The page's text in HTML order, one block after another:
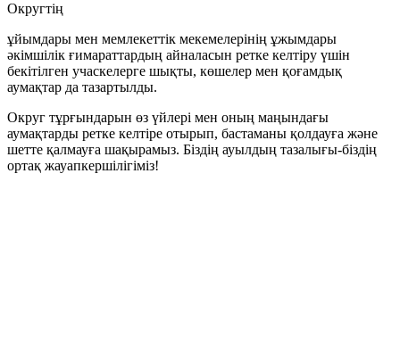
Округтің
ұйымдары мен мемлекеттік мекемелерінің ұжымдары
әкімшілік ғимараттардың айналасын ретке келтіру үшін
бекітілген учаскелерге шықты, көшелер мен қоғамдық
аумақтар да тазартылды.
Округ тұрғындарын өз үйлері мен оның маңындағы
аумақтарды ретке келтіре отырып, бастаманы қолдауға және
шетте қалмауға шақырамыз. Біздің ауылдың тазалығы-біздің
ортақ жауапкершілігіміз!